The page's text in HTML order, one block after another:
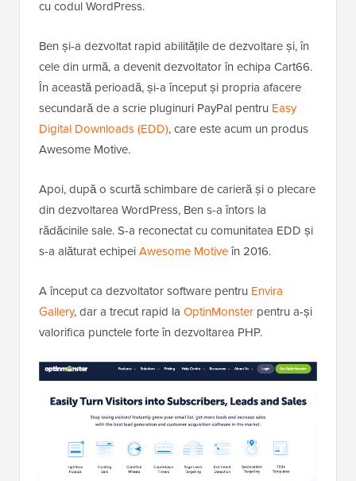
cu codul WordPress.
Ben și-a dezvoltat rapid abilitățile de dezvoltare și, în
cele din urmă, a devenit dezvoltator în echipa Cart66.
În această perioadă, și-a început și propria afacere
secundară de a scrie pluginuri PayPal pentru Easy
Digital Downloads (EDD), care este acum un produs
Awesome Motive.
Apoi, după o scurtă schimbare de carieră și o plecare
din dezvoltarea WordPress, Ben s-a întors la
rădăcinile sale. S-a reconectat cu comunitatea EDD și
s-a alăturat echipeiAwesome Motiveîn 2016.
A început ca dezvoltator software pentru Envira
Gallery, dar a trecut rapid la OptinMonster pentru a-și
valorifica punctele forte în dezvoltarea PHP.